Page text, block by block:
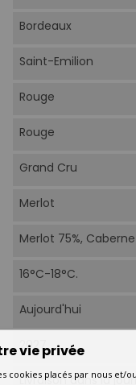
Bordeaux
Saint-Emilion
Rouge
Rouge
Grand Cru
Merlot
Merlot 75%,
16°C-18°C.
Aujourd'hui
2027
Livraison dans la
vie privée
cookies placés par nous et/